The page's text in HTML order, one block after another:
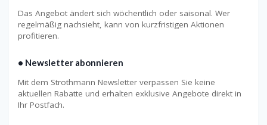
Das Angebot ändert sich wöchentlich oder saisonal. Wer
regelmäßig nachsieht, kann von kurzfristigen Aktionen
profitieren.
• Newsletter abonnieren
Mit dem Strothmann Newsletter verpassen Sie keine
aktuellen Rabatte und erhalten exklusive Angebote direkt in
Ihr Postfach.